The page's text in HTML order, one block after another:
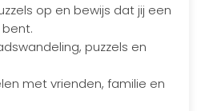
op en bewijs dat jij een
puzzels en
met vrienden, familie en